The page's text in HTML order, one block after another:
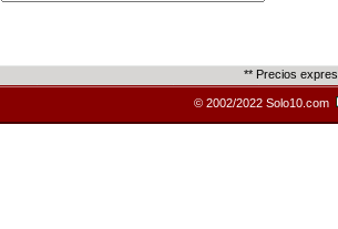
** Precios
© 2002/2022 Solo10.com